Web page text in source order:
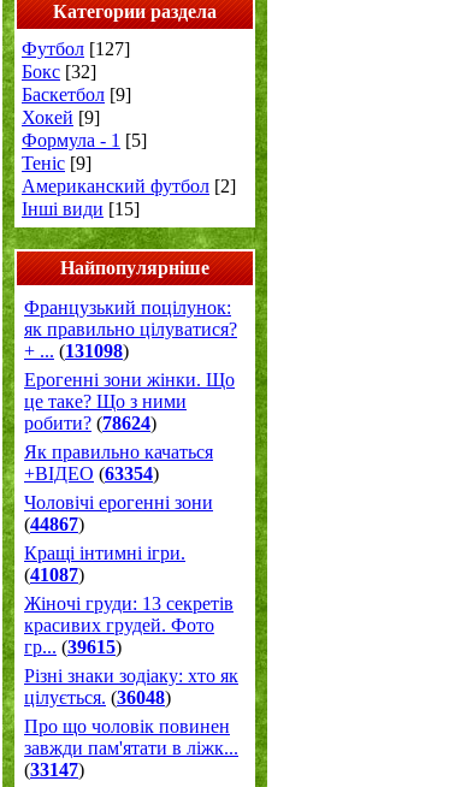
Категории раздела
Футбол [127]
Бокс [32]
Баскетбол [9]
Хокей [9]
Формула - 1 [5]
Теніс [9]
Американский футбол [2]
Інші види [15]
Найпопулярніше
Французький поцілунок:
як правильно цілуватися?
+ ... (131098)
Ерогенні зони жінки. Що
це таке? Що з ними
робити? (78624)
Як правильно качаться
+ВІДЕО (63354)
Чоловічі ерогенні зони
(44867)
Кращі інтимні ігри.
(41087)
Жіночі груди: 13 секретів
красивих грудей. Фото
гр... (39615)
Різні знаки зодіаку: хто як
цілується. (36048)
Про що чоловік повинен
завжди пам'ятати в ліжк...
(33147)